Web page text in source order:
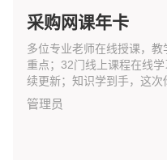
采购网课年卡
多位专业老师在线授课，
重点；32门线上课程在线
续更新；知识学到手，这次
管理员